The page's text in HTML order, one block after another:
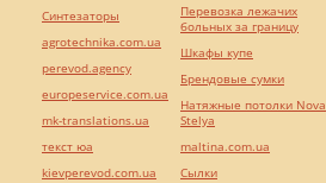
Синтезаторы
agrotechnika.com.ua
perevod.agency
europeservice.com.ua
mk-translations.ua
текст юа
kievperevod.com.ua
Перевозка лежачих
больных за границу
Шкафы купе
Брендовые сумки
Натяжные потолки Nova
Stelya
maltina.com.ua
Cылки